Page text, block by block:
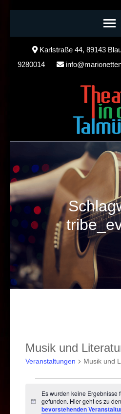
Karlstraße 44, 89143
9280014
Musik und
Veranstaltungen Musik und
Hinweis
Es wurden keine Ergebnisse
gefunden. Hier geht es zu
bevorstehenden